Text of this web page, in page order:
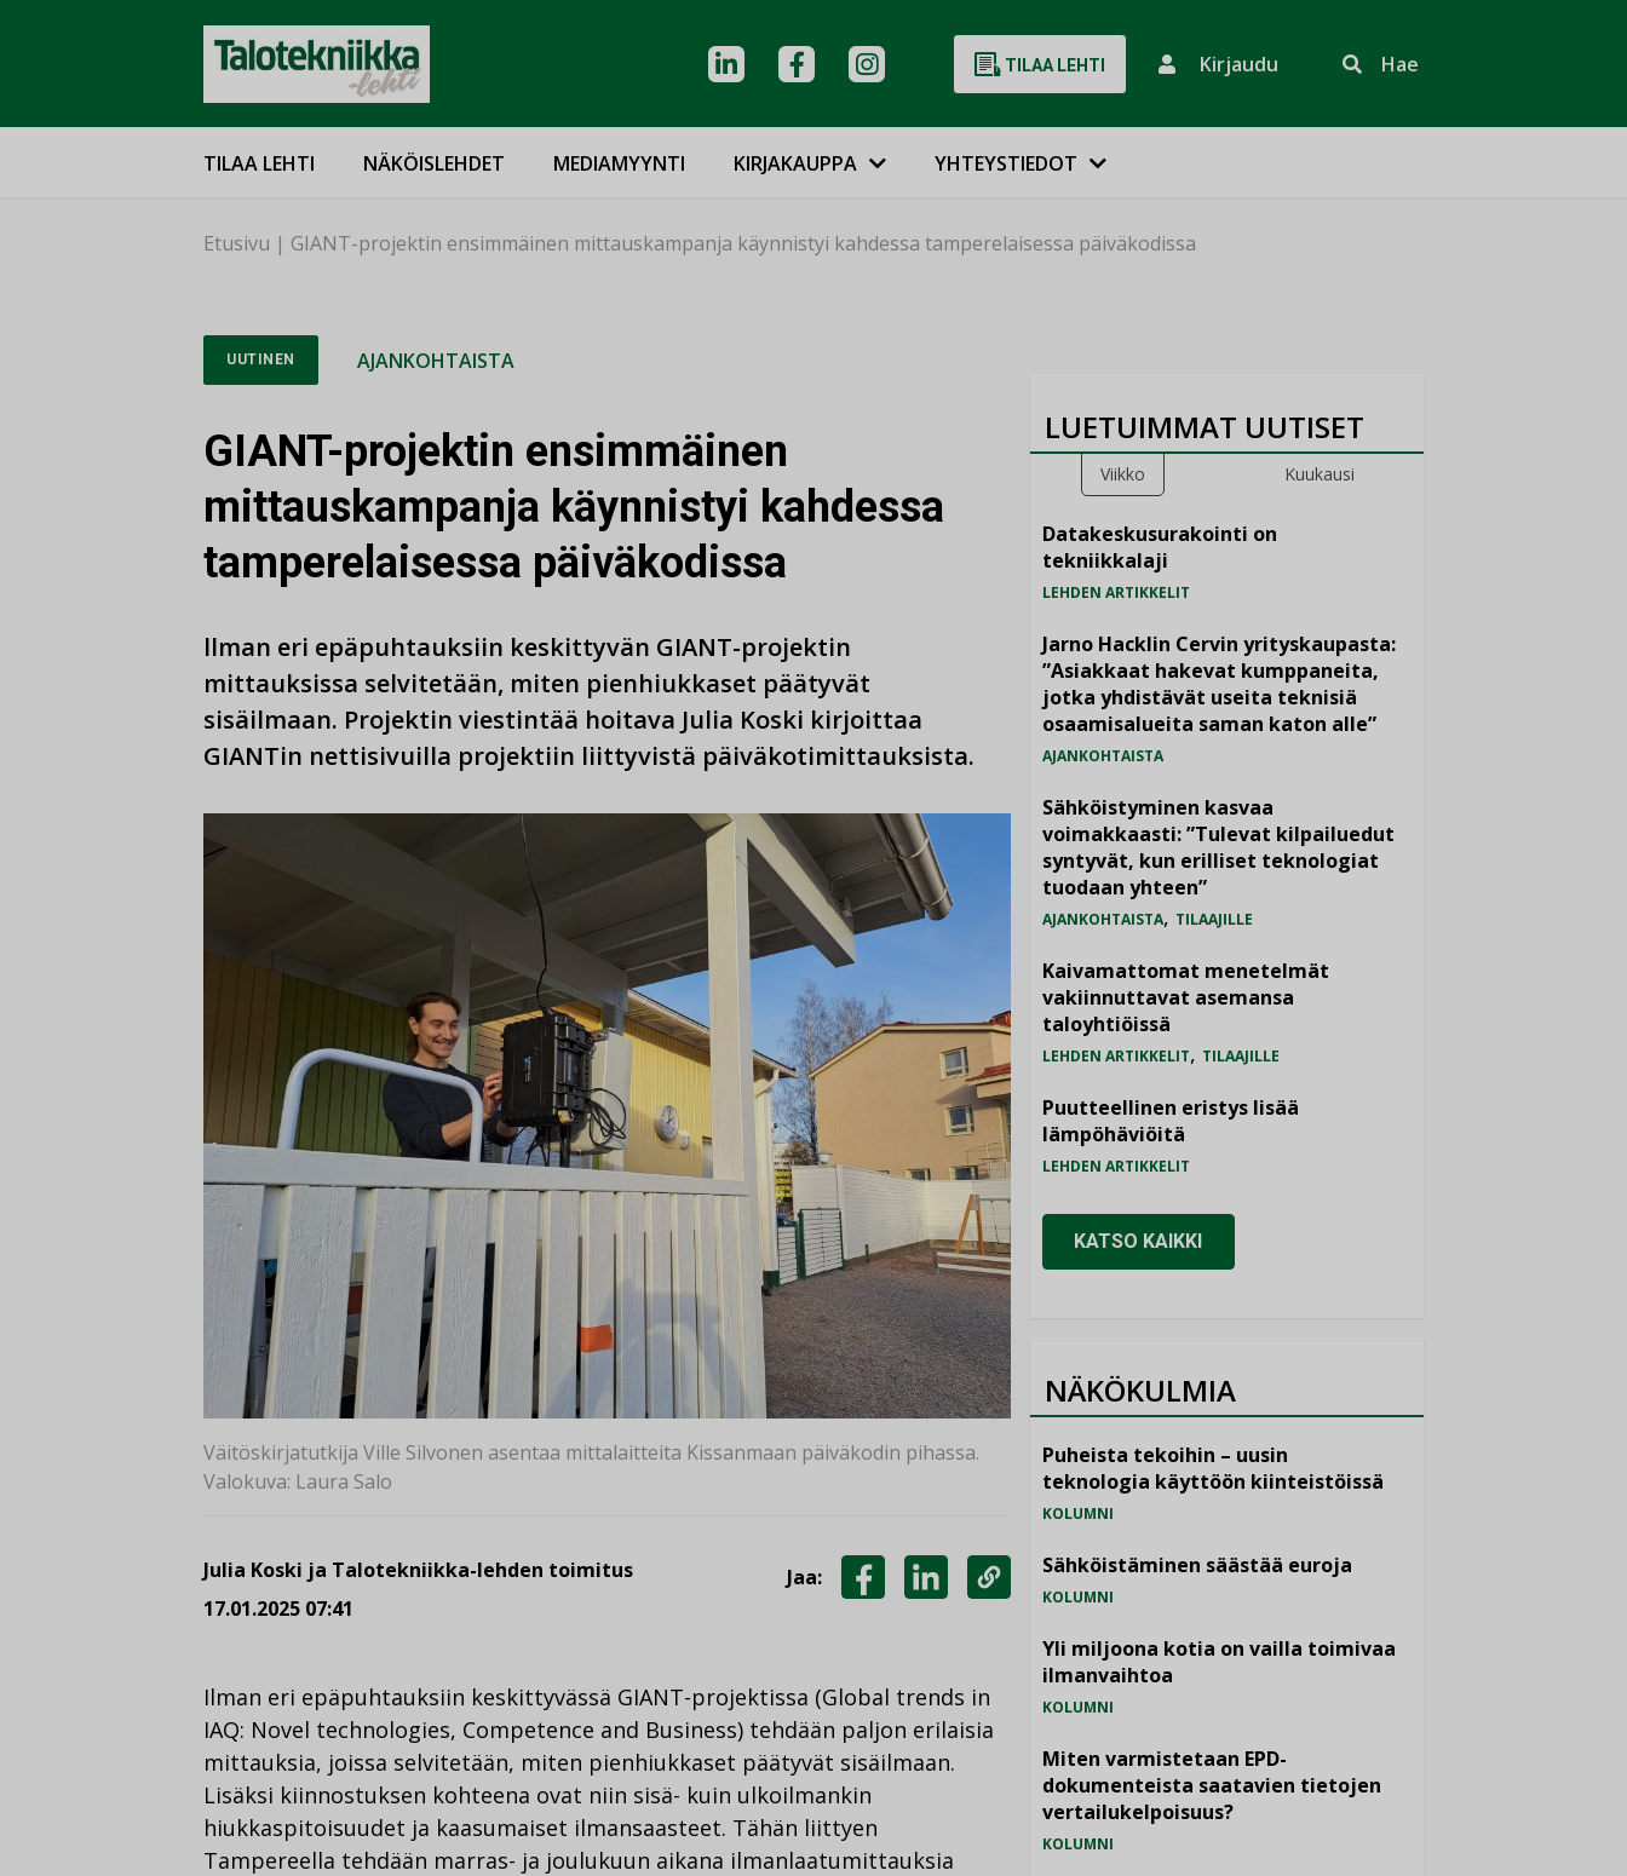
TILAA LEHTI Kirjaudu Hae
TILAA LEHTI NÄKÖISLEHDET MEDIAMYYNTI KIRJAKAUPPA YHTEYSTIEDOT
Etusivu | GIANT-projektin ensimmäinen mittauskampanja käynnistyi kahdessa tamperelaisessa päiväkodissa
UUTINEN AJANKOHTAISTA
GIANT-projektin ensimmäinen
mittauskampanja käynnistyi kahdessa
tamperelaisessa päiväkodissa
llman eri epäpuhtauksiin keskittyvän GIANT-projektin
mittauksissa selvitetään, miten pienhiukkaset päätyvät
sisäilmaan. Projektin viestintää hoitava Julia Koski kirjoittaa
GIANTin nettisivuilla projektiin liittyvistä päiväkotimittauksista.
Väitöskirjatutkija Ville Silvonen asentaa mittalaitteita Kissanmaan päiväkodin pihassa.
Valokuva: Laura Salo
Julia Koski ja Talotekniikka-lehden toimitus
17.01.2025 07:41
Jaa:
LINKEDINISSÄ
KOPIOI
LINKKI
Ilman eri epäpuhtauksiin keskittyvässä GIANT-projektissa (Global trends in
IAQ: Novel technologies, Competence and Business) tehdään paljon erilaisia
mittauksia, joissa selvitetään, miten pienhiukkaset päätyvät sisäilmaan.
Lisäksi kiinnostuksen kohteena ovat niin sisä- kuin ulkoilmankin
hiukkaspitoisuudet ja kaasumaiset ilmansaasteet. Tähän liittyen
Tampereella tehdään marras- ja joulukuun aikana ilmanlaatumittauksia
LUETUIMMAT UUTISET
Viikko Kuukausi
Datakeskusurakointi on
tekniikkalaji
LEHDEN ARTIKKELIT
Jarno Hacklin Cervin yrityskaupasta:
”Asiakkaat hakevat kumppaneita,
jotka yhdistävät useita teknisiä
osaamisalueita saman katon alle”
AJANKOHTAISTA
Sähköistyminen kasvaa
voimakkaasti: ”Tulevat kilpailuedut
syntyvät, kun erilliset teknologiat
tuodaan yhteen”
AJANKOHTAISTA, TILAAJILLE
Kaivamattomat menetelmät
vakiinnuttavat asemansa
taloyhtiöissä
LEHDEN ARTIKKELIT, TILAAJILLE
Puutteellinen eristys lisää
lämpöhäviöitä
LEHDEN ARTIKKELIT
KATSO KAIKKI
NÄKÖKULMIA
Puheista tekoihin – uusin
teknologia käyttöön kiinteistöissä
KOLUMNI
Sähköistäminen säästää euroja
KOLUMNI
Yli miljoona kotia on vailla toimivaa
ilmanvaihtoa
KOLUMNI
Miten varmistetaan EPD-
dokumenteista saatavien tietojen
vertailukelpoisuus?
KOLUMNI